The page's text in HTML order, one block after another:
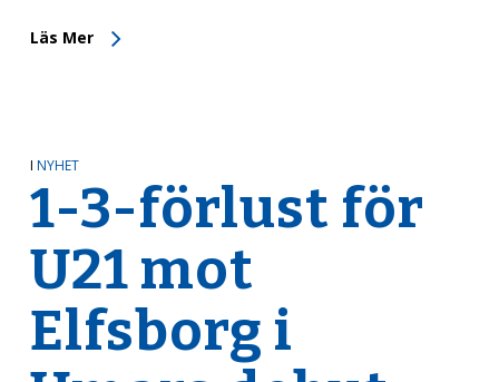
Läs Mer
I NYHET
1-3-förlust för
U21 mot
Elfsborg i